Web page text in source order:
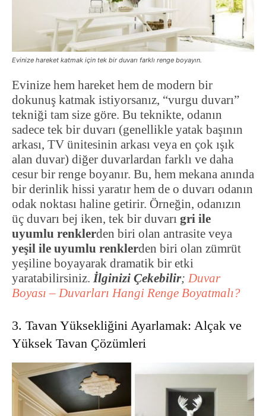
Evinize hareket katmak için tek bir duvarı farklı renge boyayın.
Evinize hem hareket hem de modern bir
dokunuş katmak istiyorsanız, “vurgu duvarı”
tekniği tam size göre. Bu teknikte, odanın
sadece tek bir duvarı (genellikle yatak başının
arkası, TV ünitesinin arkası veya en çok ışık
alan duvar) diğer duvarlardan farklı ve daha
cesur bir renge boyanır. Bu, hem mekana anında
bir derinlik hissi yaratır hem de o duvarı odanın
odak noktası haline getirir. Örneğin, odanızın
üç duvarı bej iken, tek bir duvarı gri ile
uyumlu renklerden biri olan antrasite veya
yeşil ile uyumlu renklerden biri olan zümrüt
yeşiline boyayarak dramatik bir etki
yaratabilirsiniz. İlginizi Çekebilir; Duvar
Boyası – Duvarları Hangi Renge Boyatmalı?
3. Tavan Yüksekliğini Ayarlamak: Alçak ve
Yüksek Tavan Çözümleri